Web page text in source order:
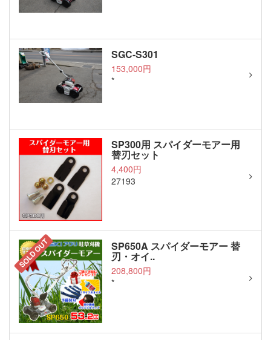
SGC-S301
153,000円
*
SP300用 スパイダーモアー用
替刃セット
4,400円
27193
SOLD OUT SP650A スパイダーモアー 替
刃・オイ..
208,800円
*